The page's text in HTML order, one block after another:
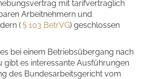
mit tarifvertraglich
Arbeitnehmern und
( § 103 BetrVG) geschlossen
bei einem Betriebsübergang nach
gibt es interessante Ausführungen
des Bundesarbeitsgericht vom